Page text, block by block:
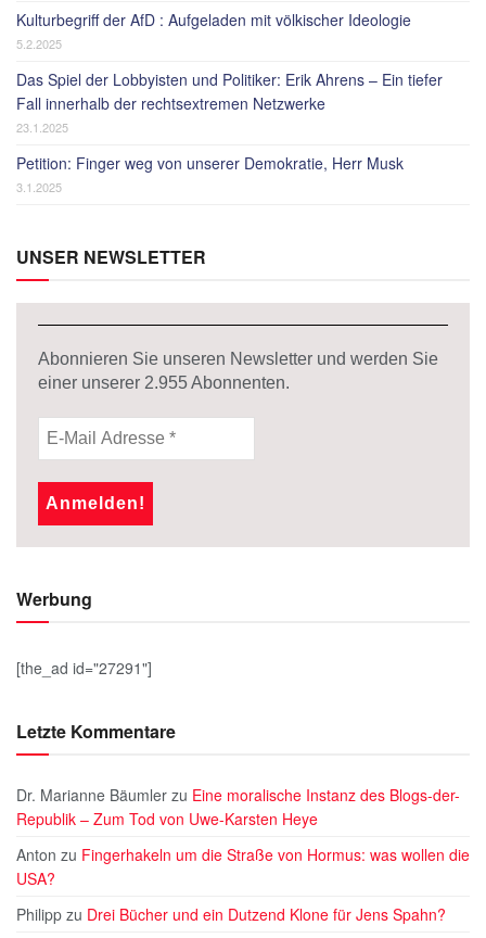
Kulturbegriff der AfD : Aufgeladen mit völkischer Ideologie
5.2.2025
Das Spiel der Lobbyisten und Politiker: Erik Ahrens – Ein tiefer
Fall innerhalb der rechtsextremen Netzwerke
23.1.2025
Petition: Finger weg von unserer Demokratie, Herr Musk
3.1.2025
UNSER NEWSLETTER
Abonnieren Sie unseren Newsletter und werden Sie
einer unserer 2.955Abonnenten.
Werbung
[the_ad id="27291"]
Letzte Kommentare
Dr. Marianne Bäumler zu Eine moralische Instanz des Blogs-der-
Republik – Zum Tod von Uwe-Karsten Heye
Anton zu Fingerhakeln um die Straße von Hormus: was wollen die
USA?
Philipp zu Drei Bücher und ein Dutzend Klone für Jens Spahn?